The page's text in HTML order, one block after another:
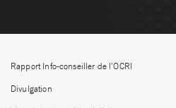
Rapport Info-conseiller de l’OCRI
Divulgation